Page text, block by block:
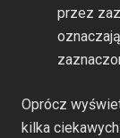
przez
Oprócz
kilka